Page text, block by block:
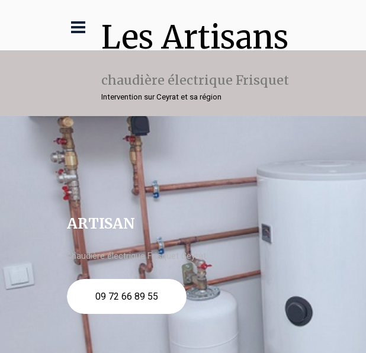
Les Artisans
chaudière électrique Frisquet
Intervention sur Ceyrat et sa région
ARTISAN
chaudière électrique Frisquet Ceyrat
09 72 66 89 55